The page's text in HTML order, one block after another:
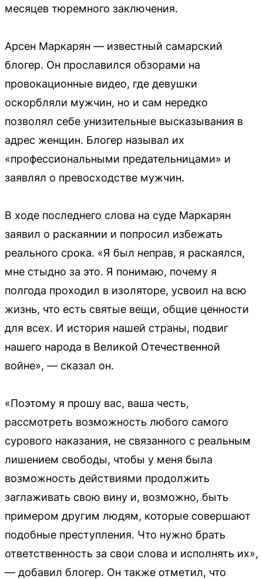
месяцев тюремного заключения.
Арсен Маркарян — известный самарский
блогер. Он прославился обзорами на
провокационные видео, где девушки
оскорбляли мужчин, но и сам нередко
позволял себе унизительные высказывания в
адрес женщин. Блогер называл их
«профессиональными предательницами» и
заявлял о превосходстве мужчин.
В ходе последнего слова на суде Маркарян
заявил о раскаянии и попросил избежать
реального срока. «Я был неправ, я раскаялся,
мне стыдно за это. Я понимаю, почему я
полгода проходил в изоляторе, усвоил на всю
жизнь, что есть святые вещи, общие ценности
для всех. И история нашей страны, подвиг
нашего народа в Великой Отечественной
войне», — сказал он.
«Поэтому я прошу вас, ваша честь,
рассмотреть возможность любого самого
сурового наказания, не связанного с реальным
лишением свободы, чтобы у меня была
возможность действиями продолжить
заглаживать свою вину и, возможно, быть
примером другим людям, которые совершают
подобные преступления. Что нужно брать
ответственность за свои слова и исполнять их»,
— добавил блогер. Он также отметил, что